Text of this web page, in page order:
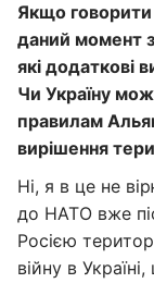
Якщо говорити
даний момент
які додаткові
Чи Україну
правилам
вирішення
Ні, я в це не
до НАТО вже
Росією
війну в